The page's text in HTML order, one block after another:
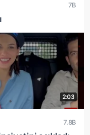
7B
2:03
7.8B